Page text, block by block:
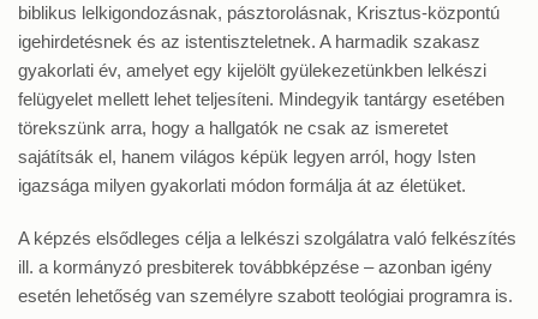
biblikus lelkigondozásnak, pásztorolásnak, Krisztus-központú
igehirdetésnek és az istentiszteletnek. A harmadik szakasz
gyakorlati év, amelyet egy kijelölt gyülekezetünkben lelkészi
felügyelet mellett lehet teljesíteni. Mindegyik tantárgy esetében
törekszünk arra, hogy a hallgatók ne csak az ismeretet
sajátítsák el, hanem világos képük legyen arról, hogy Isten
igazsága milyen gyakorlati módon formálja át az életüket.
A képzés elsődleges célja a lelkészi szolgálatra való felkészítés
ill. a kormányzó presbiterek továbbképzése – azonban igény
esetén lehetőség van személyre szabott teológiai programra is.